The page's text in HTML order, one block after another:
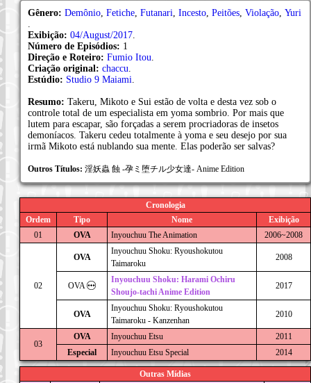
Gênero: Demônio Fetiche Futanari Incesto Peitões Violação Yuri
Exibição: 04/August/2017
Número de Episódios: 1
Direção e Roteiro: Fumio Itou
Criação original: chaccu
Estúdio: Studio 9 Maiami
Resumo: Takeru, Mikoto e Sui estão de volta e desta vez sob o
controle total de um especialista em yoma sombrio. Por mais que
lutem para escapar, são forçadas a serem procriadoras de insetos
demoníacos. Takeru cedeu totalmente à yoma e seu desejo por sua
irmã Mikoto está nublando sua mente. Elas poderão ser salvas?
Outros Títulos: 淫妖蟲 蝕 -孕ミ堕チル少女達- Anime Edition
Cronologia
Ordem
Tipo Nome
Exibição
01
OVA Inyouchuu The Animation 2006~2008
02
OVA
Inyouchuu Shoku: Ryoushokutou
Taimaroku
2008
OVA
Inyouchuu Shoku: Harami Ochiru
Shoujo-tachi Anime Edition
2017
OVA
Inyouchuu Shoku: Ryoushokutou
Taimaroku - Kanzenhan
2010
03
OVA Inyouchuu Etsu
2011
Especial
Inyouchuu Etsu Special 2014
Outras Mídias